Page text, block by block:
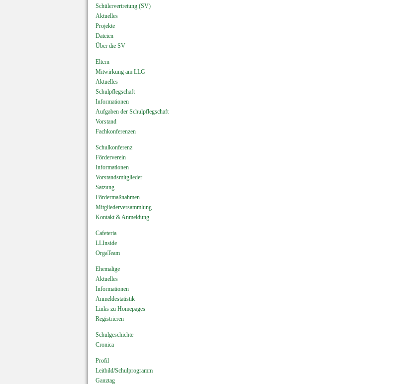
Schülervertretung (SV)
Aktuelles
Projekte
Dateien
Über die SV
Eltern
Mitwirkung am LLG
Aktuelles
Schulpflegschaft
Informationen
Aufgaben der Schulpflegschaft
Vorstand
Fachkonferenzen
Schulkonferenz
Förderverein
Informationen
Vorstandsmitglieder
Satzung
Fördermaßnahmen
Mitgliederversammlung
Kontakt & Anmeldung
Cafeteria
LLInside
OrgaTeam
Ehemalige
Aktuelles
Informationen
Anmeldestatistik
Links zu Homepages
Registrieren
Schulgeschichte
Cronica
Profil
Leitbild/Schulprogramm
Ganztag